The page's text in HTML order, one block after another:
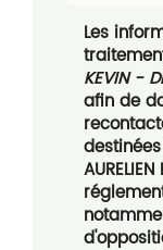
Les
KEVIN -
afin de